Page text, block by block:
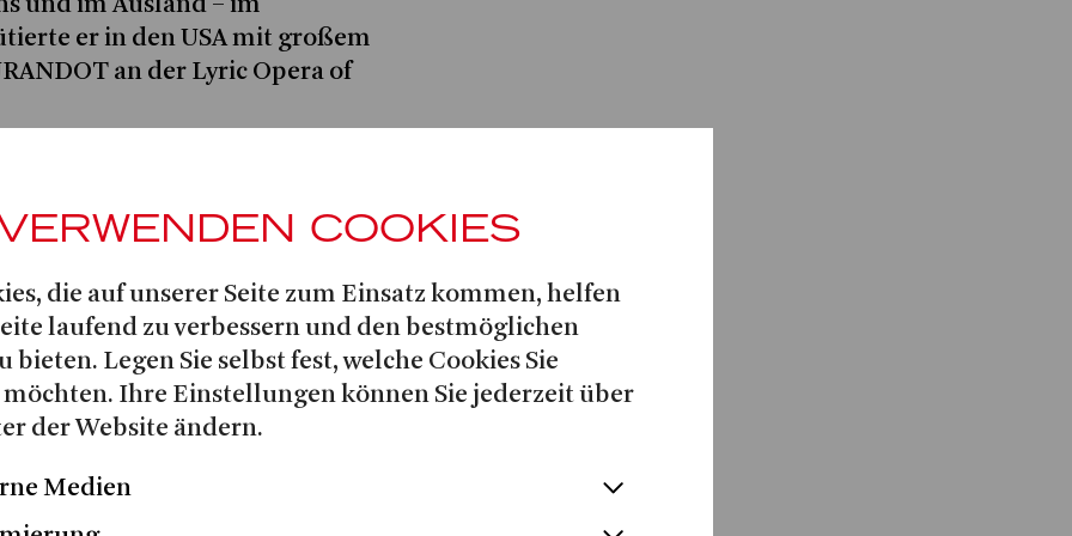
er in den USA mit großem
an der Lyric Opera of
Repertoires sind
dirigiert vonSimon
Enzo Grimaldoin LA
in IL TROVATORE
in MADAMA BUTTERFLY an
IL TABARRO und
in Hamburg, AIDA an der Oper
an der Deutschen Oper Berlin,
COOKIES
die auf unserer Seite zum Einsatz kommen, helfen
laufend zu verbessern und den bestmöglichen
bieten. Legen Sie selbst fest, welche Cookies Sie
möchten. Ihre Einstellungen können Sie jederzeit über
der Website ändern.
Medien